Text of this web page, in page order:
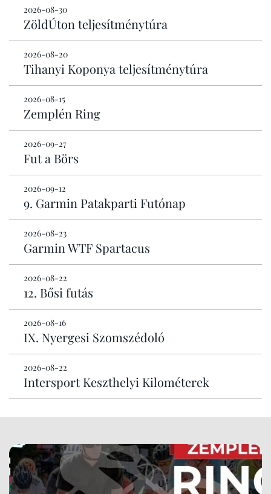
2026-08-30
ZöldÚton teljesítménytúra
2026-08-20
Tihanyi Koponya teljesítménytúra
2026-08-15
Zemplén Ring
2026-09-27
Fut a Börs
2026-09-12
9. Garmin Patakparti Futónap
2026-08-23
Garmin WTF Spartacus
2026-08-22
12. Bősi futás
2026-08-16
IX. Nyergesi Szomszédoló
2026-08-22
Intersport Keszthelyi Kilométerek